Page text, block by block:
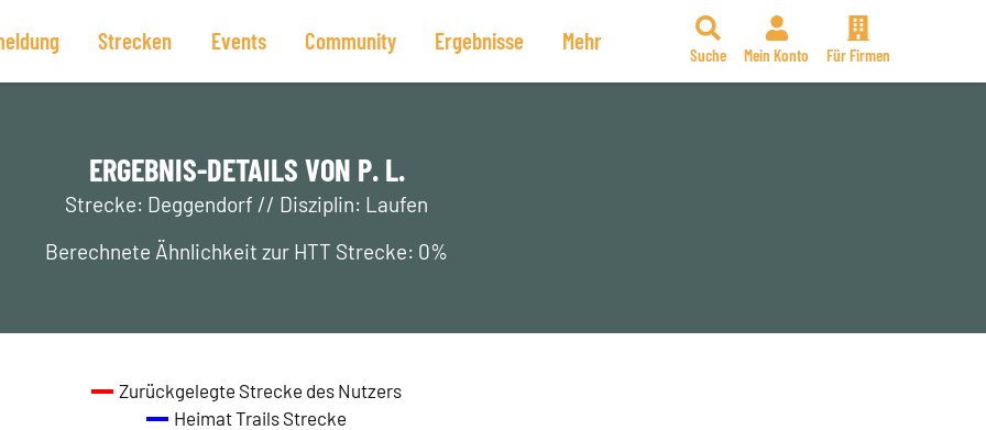
Strecken Events Community Ergebnisse Mehr
Suche Mein Konto Für Firmen
ERGEBNIS-DETAILS VON P. L.
Strecke: Deggendorf // Disziplin: Laufen
Berechnete Ähnlichkeit zur HTT Strecke: 0%
Zurückgelegte Strecke des Nutzers
Heimat Trails Strecke